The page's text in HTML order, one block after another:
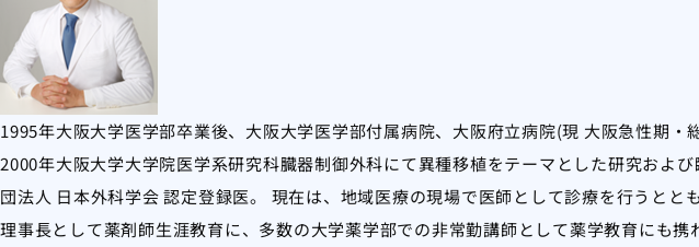
1995年大阪大学医学部卒業後、大阪大学医学部付属病院、大阪府立病院(現 大阪急性期・
2000年大阪大学大学院医学系研究科臓器制御外科にて異種移植をテーマとした研究およ
団法人 日本外科学会 認定登録医。 現在は、地域医療の現場で医師として診療を行うと
理事長として薬剤師生涯教育に、多数の大学薬学部での非常勤講師として薬学教育にも携